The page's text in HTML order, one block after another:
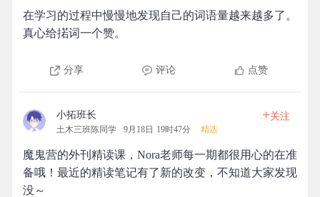
在学习的过程中慢慢地发现自己的词语量越来越多了。
真心给掿词一个赞。
分享 评论 点赞
小拓班长
土木三班陈同学 9月18日 19时47分 精选
+关注
魔鬼营的外刊精读课，Nora老师每一期都很用心的在准
备哦！最近的精读笔记有了新的改变，不知道大家发现
没～